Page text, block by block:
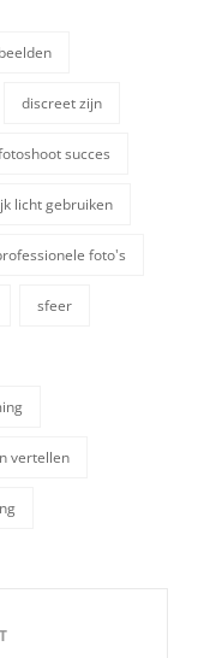
beelden
discreet zijn
succes
licht gebruiken
foto's
sfeer
vertellen